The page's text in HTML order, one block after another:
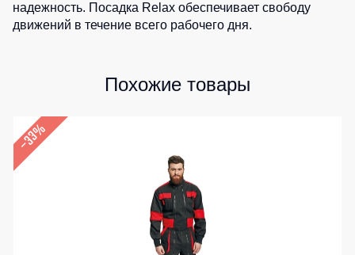
Детские
надежность. Посадка Relax обеспечивает свободу
движений в течение всего рабочего дня.
Похожие товары
–33%